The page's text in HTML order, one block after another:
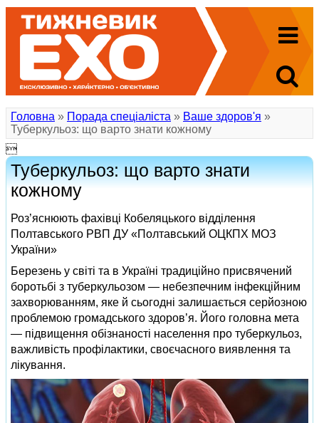
Головна » Порада спеціаліста » Ваше здоров'я »
Туберкульоз: що варто знати кожному

Туберкульоз: що варто знати
кожному
Роз’яснюють фахівці Кобеляцького відділення
Полтавського РВП ДУ «Полтавський ОЦКПХ МОЗ
України»
Березень у світі та в Україні традиційно присвячений
боротьбі з туберкульозом — небезпечним інфекційним
захворюванням, яке й сьогодні залишається серйозною
проблемою громадського здоров’я. Його головна мета
— підвищення обізнаності населення про туберкульоз,
важливість профілактики, своєчасного виявлення та
лікування.